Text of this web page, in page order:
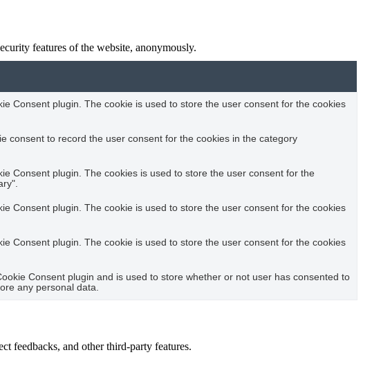
features of the website, anonymously.
Consent plugin. The cookie is used to store the user consent for the cookies
consent to record the user consent for the cookies in the category
Consent plugin. The cookies is used to store the user consent for the
Consent plugin. The cookie is used to store the user consent for the cookies
Consent plugin. The cookie is used to store the user consent for the cookies
Consent plugin and is used to store whether or not user has consented to
any personal data.
feedbacks, and other third-party features.